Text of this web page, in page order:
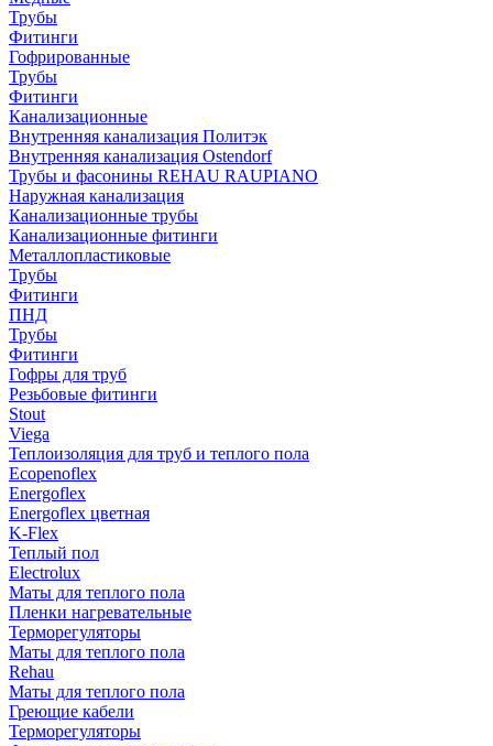
Трубы
Фитинги
Гофрированные
Трубы
Фитинги
Канализационные
Внутренняя канализация Политэк
Внутренняя канализация Ostendorf
Трубы и фасонины REHAU RAUPIANO
Наружная канализация
Канализационные трубы
Канализационные фитинги
Металлопластиковые
Трубы
Фитинги
ПНД
Трубы
Фитинги
Гофры для труб
Резьбовые фитинги
Stout
Viega
Теплоизоляция для труб и теплого пола
Ecopenoflex
Energoflex
Energoflex цветная
K-Flex
Теплый пол
Electrolux
Маты для теплого пола
Пленки нагревательные
Терморегуляторы
Маты для теплого пола
Rehau
Маты для теплого пола
Греющие кабели
Терморегуляторы